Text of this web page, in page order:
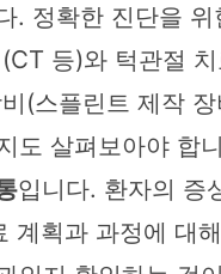
. 정확한 진단을 위
등)와 턱관절
(스플린트 제작
도 살펴보아야 합
입니다. 환자의 증
계획과 과정에 대